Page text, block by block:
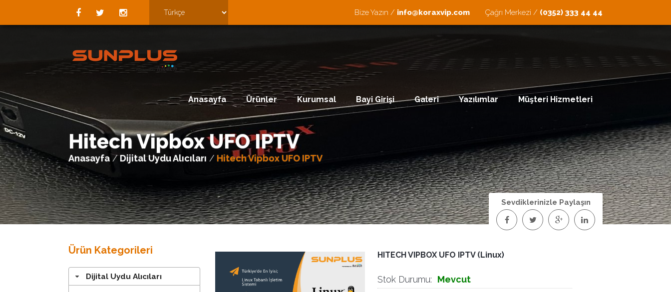
Çağrı Merkezi / (0352) 333 44 44
Bize Yazın / info@koraxvip.com
Anasayfa Ürünler Kurumsal Bayi Girişi Galeri Yazılımlar Müşteri Hizmetleri
Hitech Vipbox UFO IPTV
Anasayfa/Dijital Uydu Alıcıları / Hitech Vipbox UFO IPTV
Sevdiklerinizle Paylaşın
HITECH VIPBOX UFO IPTV (Linux)
Stok Durumu: Mevcut
Ürün Kategorileri
Dijital Uydu Alıcıları